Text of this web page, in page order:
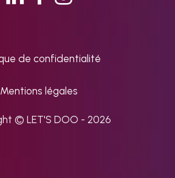
de confidentialité
© LET'S DOO - 2026
Mentions légales